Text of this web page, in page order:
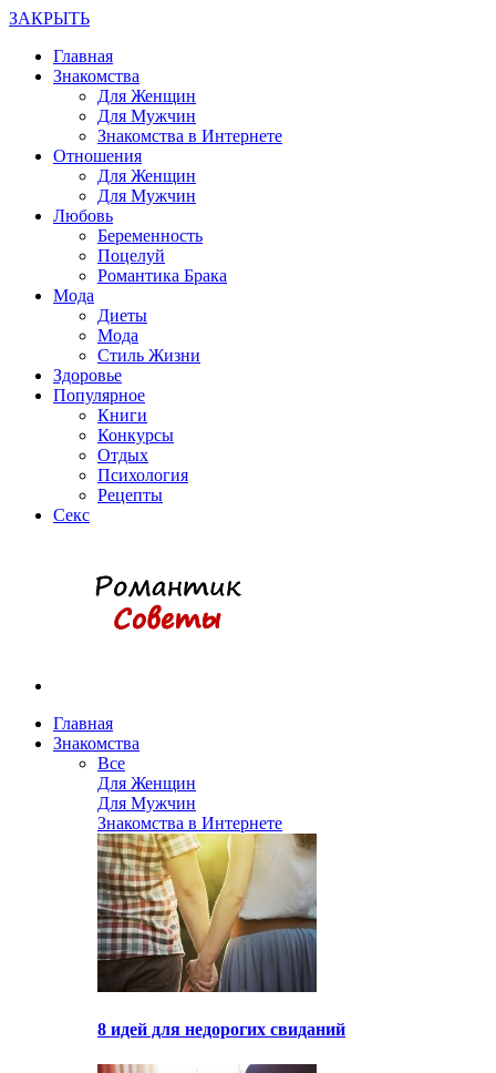
ЗАКРЫТЬ
Главная
Знакомства
Для Женщин
Для Мужчин
Знакомства в Интернете
Отношения
Для Женщин
Для Мужчин
Любовь
Беременность
Поцелуй
Романтика Брака
Мода
Диеты
Мода
Стиль Жизни
Здоровье
Популярное
Книги
Конкурсы
Отдых
Психология
Рецепты
Секс
Главная
Знакомства
Все
Для Женщин
Для Мужчин
Знакомства в Интернете
8 идей для недорогих свиданий